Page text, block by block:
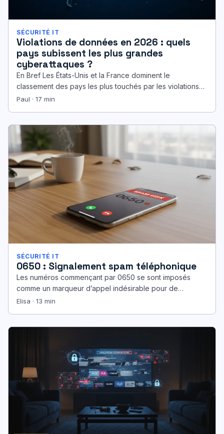
SÉCURITÉ IT
Violations de données en 2026 : quels
pays subissent les plus grandes
cyberattaques ?
En Bref Les États-Unis et la France dominent le
classement des pays les plus touchés par les violations
de données…
Paul · 17 min
SÉCURITÉ IT
0650 : Signalement spam téléphonique
Les numéros commençant par 0650 se sont imposés
comme un marqueur d’appel indésirable pour de
nombreux utilisateurs. Les chiffres sont…
Elisa · 13 min